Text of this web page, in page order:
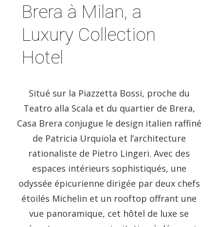
Brera à Milan, a
Luxury Collection
Hotel
Situé sur la Piazzetta Bossi, proche du
Teatro alla Scala et du quartier de Brera,
Casa Brera conjugue le design italien raffiné
de Patricia Urquiola et l’architecture
rationaliste de Pietro Lingeri. Avec des
espaces intérieurs sophistiqués, une
odyssée épicurienne dirigée par deux chefs
étoilés Michelin et un rooftop offrant une
vue panoramique, cet hôtel de luxe se